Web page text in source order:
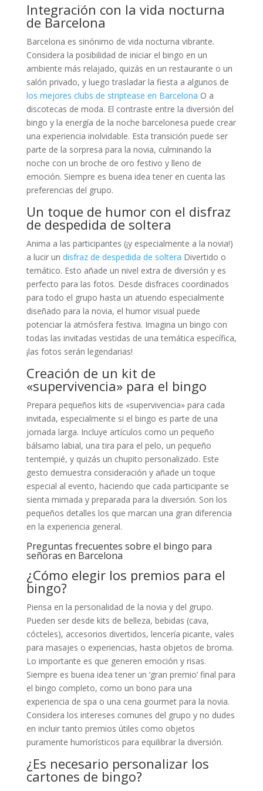
Integración con la vida nocturna
de Barcelona
Barcelona es sinónimo de vida nocturna vibrante.
Considera la posibilidad de iniciar el bingo en un
ambiente más relajado, quizás en un restaurante o un
salón privado, y luego trasladar la fiesta a algunos de
los mejores clubs de striptease en Barcelona O a
discotecas de moda. El contraste entre la diversión del
bingo y la energía de la noche barcelonesa puede crear
una experiencia inolvidable. Esta transición puede ser
parte de la sorpresa para la novia, culminando la
noche con un broche de oro festivo y lleno de
emoción. Siempre es buena idea tener en cuenta las
preferencias del grupo.
Un toque de humor con el disfraz
de despedida de soltera
Anima a las participantes (¡y especialmente a la novia!)
a lucir un disfraz de despedida de soltera Divertido o
temático. Esto añade un nivel extra de diversión y es
perfecto para las fotos. Desde disfraces coordinados
para todo el grupo hasta un atuendo especialmente
diseñado para la novia, el humor visual puede
potenciar la atmósfera festiva. Imagina un bingo con
todas las invitadas vestidas de una temática específica,
¡las fotos serán legendarias!
Creación de un kit de
«supervivencia» para el bingo
Prepara pequeños kits de «supervivencia» para cada
invitada, especialmente si el bingo es parte de una
jornada larga. Incluye artículos como un pequeño
bálsamo labial, una tira para el pelo, un pequeño
tentempié, y quizás un chupito personalizado. Este
gesto demuestra consideración y añade un toque
especial al evento, haciendo que cada participante se
sienta mimada y preparada para la diversión. Son los
pequeños detalles los que marcan una gran diferencia
en la experiencia general.
Preguntas frecuentes sobre el bingo para
señoras en Barcelona
¿Cómo elegir los premios para el
bingo?
Piensa en la personalidad de la novia y del grupo.
Pueden ser desde kits de belleza, bebidas (cava,
cócteles), accesorios divertidos, lencería picante, vales
para masajes o experiencias, hasta objetos de broma.
Lo importante es que generen emoción y risas.
Siempre es buena idea tener un ‘gran premio’ final para
el bingo completo, como un bono para una
experiencia de spa o una cena gourmet para la novia.
Considera los intereses comunes del grupo y no dudes
en incluir tanto premios útiles como objetos
puramente humorísticos para equilibrar la diversión.
¿Es necesario personalizar los
cartones de bingo?